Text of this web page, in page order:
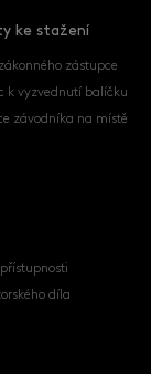
ke stažení
zástupce
k vyzvednutí balíčku
závodníka na místě
díla